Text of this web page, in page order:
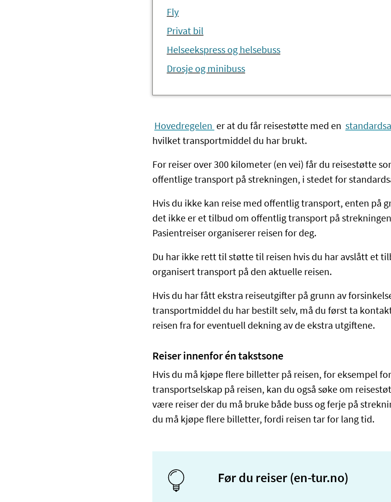
Fly
Privat bil
Helseekspress og helsebuss
Drosje og minibuss
Hovedregelen er at du får reisestøtte med en
hvilket transportmiddel du har brukt.
For reiser over 300 kilometer (en vei) får du reisestøtte
offentlige transport på strekningen, i stedet for
Hvis du ikke kan reise med offentlig transport, enten på
det ikke er et tilbud om offentlig transport på
Pasientreiser organiserer reisen for deg.
Du har ikke rett til støtte til reisen hvis du har avslått et
organisert transport på den aktuelle reisen.​
Hvis du har fått ekstra reiseutgifter på grunn av
transportmiddel du har bestilt selv, må du først ta
reisen fra for eventuell dekning av de ekstra utgiftene.
Reiser innenfor én takstsone
Hvis du må kjøpe flere billetter på reisen, for eksempel
transportselskap på reisen, kan du også søke om
være reiser der du må bruke både buss og ferje på
du må kjøpe flere billetter, fordi reisen tar for lang tid.
Før du reiser (en-tur.no)